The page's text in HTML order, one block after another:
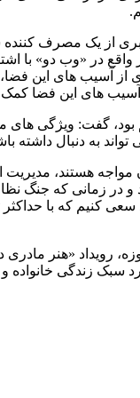
از یک مصرف
واقع در «وب دو»
از آسیب های این
آسیب های این فضا کمک
گفت: ویژگی های
به دنبال داشته
هستند،
و در زمانی که
که با حداکثر
رویداد «هنر
زندگی خانواده